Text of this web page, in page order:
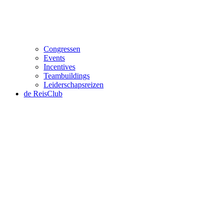
Congressen
Events
Incentives
Teambuildings
Leiderschapsreizen
de ReisClub